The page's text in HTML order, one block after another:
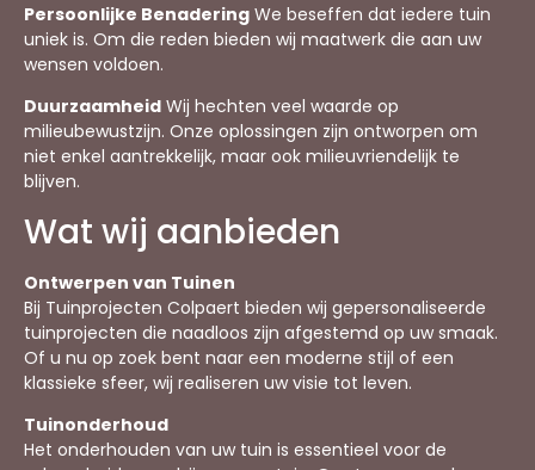
Persoonlijke Benadering We beseffen dat iedere tuin
uniek is. Om die reden bieden wij maatwerk die aan uw
wensen voldoen.
Duurzaamheid Wij hechten veel waarde op
milieubewustzijn. Onze oplossingen zijn ontworpen om
niet enkel aantrekkelijk, maar ook milieuvriendelijk te
blijven.
Wat wij aanbieden
Ontwerpen van Tuinen
Bij Tuinprojecten Colpaert bieden wij gepersonaliseerde
tuinprojecten die naadloos zijn afgestemd op uw smaak.
Of u nu op zoek bent naar een moderne stijl of een
klassieke sfeer, wij realiseren uw visie tot leven.
Tuinonderhoud
Het onderhouden van uw tuin is essentieel voor de